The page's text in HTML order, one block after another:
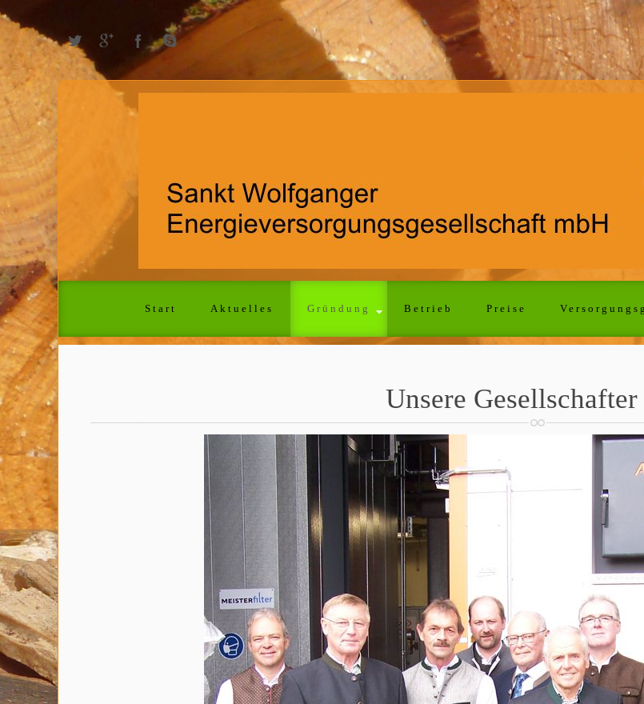
Start Aktuelles Gründung Betrieb Preise
Unsere Gesellschafter